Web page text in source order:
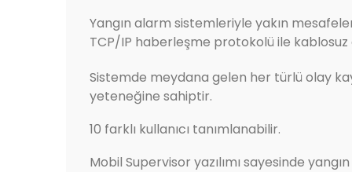
Yangın alarm sistemleriyle yakın
TCP/IP haberleşme protokolü ile
Sistemde meydana gelen her türlü olay
yeteneğine sahiptir.
10 farklı kullanıcı tanımlanabilir.
Mobil Supervisor yazılımı sayesinde